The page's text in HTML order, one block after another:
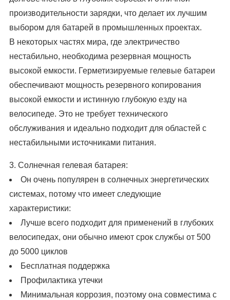
производительности зарядки, что делает их лучшим
выбором для батарей в промышленных проектах.
В некоторых частях мира, где электричество
нестабильно, необходима резервная мощность
высокой емкости. Герметизируемые гелевые батареи
обеспечивают мощность резервного копирования
высокой емкости и истинную глубокую езду на
велосипеде. Это не требует технического
обслуживания и идеально подходит для областей с
нестабильными источниками питания.
3. Солнечная гелевая батарея:
Он очень популярен в солнечных энергетических
системах, потому что имеет следующие
характеристики:
Лучше всего подходит для применений в глубоких
велосипедах, они обычно имеют срок службы от 500
до 5000 циклов
Бесплатная поддержка
Профилактика утечки
Минимальная коррозия, поэтому она совместима с